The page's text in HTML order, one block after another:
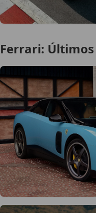
Ferrari: